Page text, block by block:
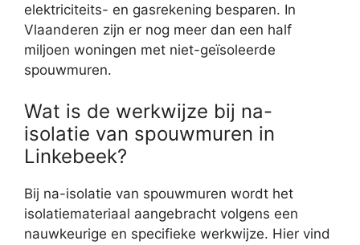
elektriciteits- en gasrekening besparen. In
Vlaanderen zijn er nog meer dan een half
miljoen woningen met niet-geïsoleerde
spouwmuren.
Wat is de werkwijze bij na-
isolatie van spouwmuren in
Linkebeek?
Bij na-isolatie van spouwmuren wordt het
isolatiemateriaal aangebracht volgens een
nauwkeurige en specifieke werkwijze. Hier vind